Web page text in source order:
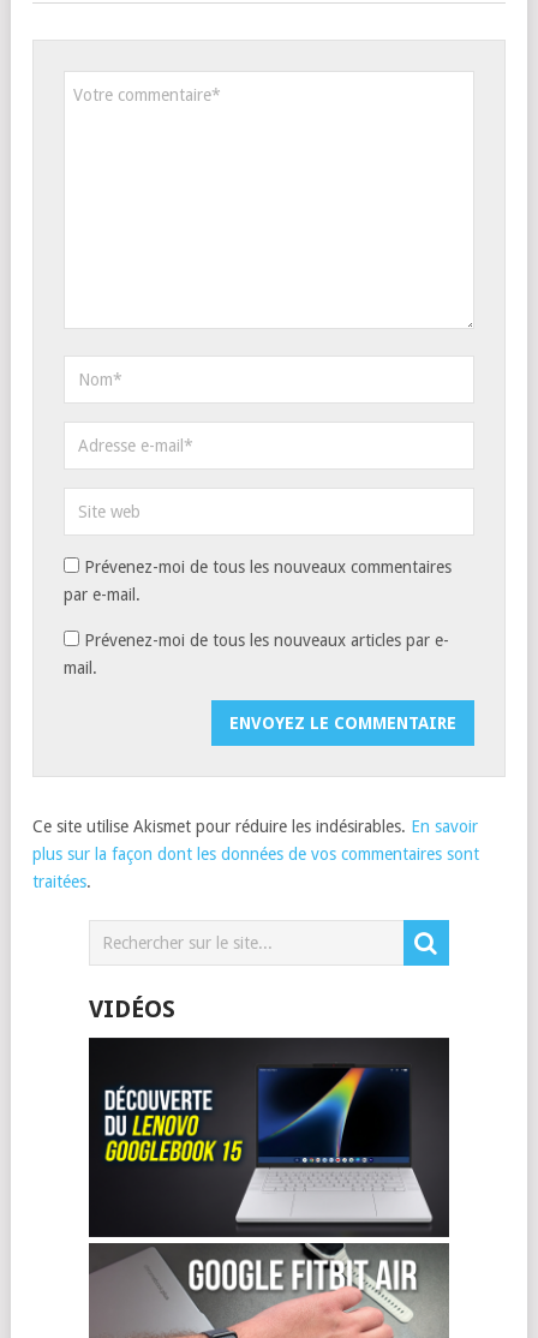
Prévenez-moi de tous les nouveaux commentaires
par e-mail.
Prévenez-moi de tous les nouveaux articles par e-
mail.
Ce site utilise Akismet pour réduire les indésirables. En savoir
plus sur la façon dont les données de vos commentaires sont
traitées.
VIDÉOS